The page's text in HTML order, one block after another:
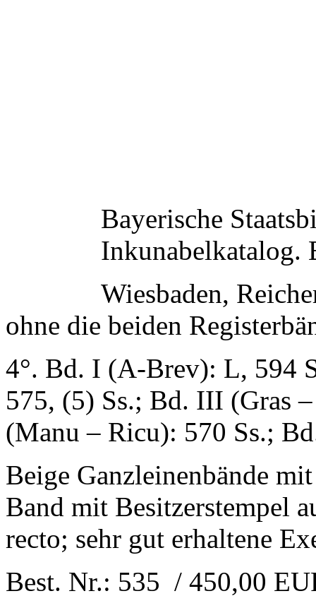
Bayerische
Inkunabelkatalog.
Wiesbaden,
ohne die beiden
4°. Bd. I (A-Brev): L, 594
575, (5) Ss.; Bd. III (Gras
(Manu – Ricu): 570 Ss.;
Beige Ganzleinenbände
Band mit Besitzerstempel
recto; sehr gut erhaltene
Best. Nr.: 535 / 450,00